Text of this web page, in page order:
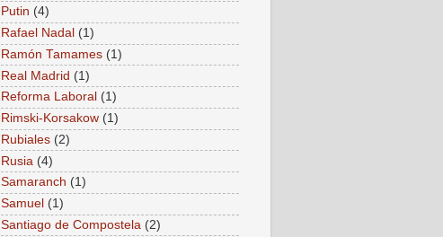
Putin (4)
Rafael Nadal (1)
Ramón Tamames (1)
Real Madrid (1)
Reforma Laboral (1)
Rimski-Korsakow (1)
Rubiales (2)
Rusia (4)
Samaranch (1)
Samuel (1)
Santiago de Compostela (2)